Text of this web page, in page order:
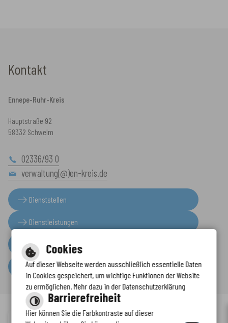
Kontakt
Ennepe-Ruhr-Kreis
Hauptstraße 92
58332 Schwelm
02336/93 0
verwaltung(@)en-kreis.de
Dienststellen
Dienstleistungen
Presseinformationen
Serviceportal
Cookies
Auf dieser Webseite werden ausschließlich essentielle Daten
in Cookies gespeichert, um wichtige Funktionen der Website
zu ermöglichen. Mehr dazu in der Datenschutzerklärung
Barrierefreiheit
Hier können Sie die Farbkontraste auf dieser